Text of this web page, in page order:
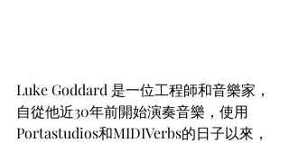
Luke Goddard 是一位工程師和音樂家，
自從他近30年前開始演奏音樂，使用
Portastudios和MIDIVerbs的日子以來，